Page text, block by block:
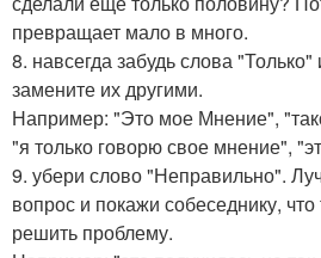
превращает мало в много.
8. навсегда забудь слова
замените их другими.
Например: "Это мое Мнение",
"я только говорю свое мнение",
9. убери слово "Неправильно".
вопрос и покажи собеседнику,
решить проблему.